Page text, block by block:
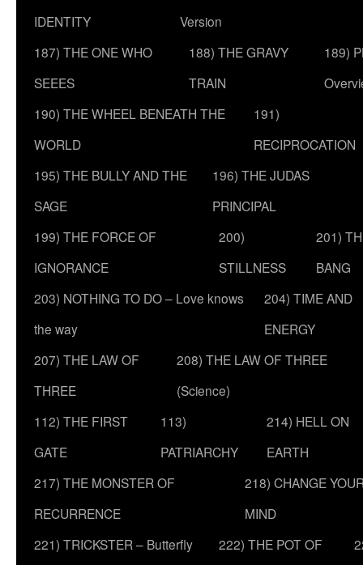
IDENTITY
Version
187) THE ONE WHO
SEEES
188) THE GRAVY
TRAIN
189)
190) THE WHEEL BENEATH THE
WORLD
191)
RECIPROCATION
195) THE BULLY AND THE
SAGE
196) THE JUDAS
PRINCIPAL
199) THE FORCE OF
IGNORANCE
200)
STILLNESS
201)
BANG
203) NOTHING TO DO – Love knows
the way
204) TIME AND
ENERGY
207) THE LAW OF
THREE
208) THE LAW OF THREE
(Science)
112) THE FIRST
GATE
113)
PATRIARCHY
214) HELL ON
EARTH
217) THE MONSTER OF
RECURRENCE
218) CHANGE
MIND
221) TRICKSTER – Butterfly
222) THE POT OF